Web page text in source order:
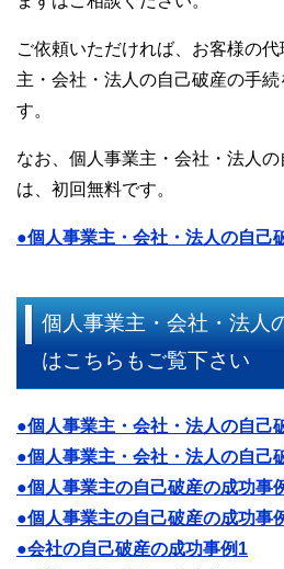
ご依頼いただければ、お客様の
主・会社・法人の自己破産の手
す。
なお、個人事業主・会社・法人
は、初回無料です。
●個人事業主・会社・法人の自己
個人事業主・会社・法人
はこちらもご覧下さい
●個人事業主・会社・法人の自己
●個人事業主・会社・法人の自己
●個人事業主の自己破産の成功事
●個人事業主の自己破産の成功事
●会社の自己破産の成功事例1